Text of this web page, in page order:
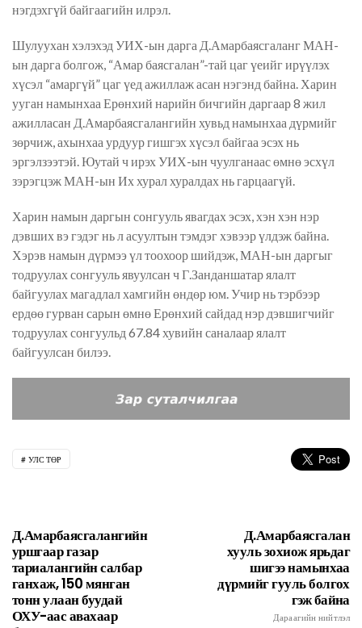
нэгдэхгүй байгаагийн илрэл.
Шулуухан хэлэхэд УИХ-ын дарга Д.Амарбаясгаланг МАН-
ын дарга болгож, “Амар баясгалан”-тай цаг үеийг ирүүлэх
хүсэл “амаргүй” цаг үед ажиллаж асан нэгэнд байна. Харин
ууган намынхаа Ерөнхий нарийн бичгийн даргаар 8 жил
ажилласан Д.Амарбаясгалангийн хувьд намынхаа дүрмийг
зөрчиж, ахынхаа урдуур гишгэх хүсэл байгаа эсэх нь
эргэлзээтэй. Юутай ч ирэх УИХ-ын чуулганаас өмнө эсхүл
зэрэгцэж МАН-ын Их хурал хуралдах нь гарцаагүй.
Харин намын даргын сонгууль явагдах эсэх, хэн хэн нэр
дэвших вэ гэдэг нь л асуултын тэмдэг хэвээр үлдэж байна.
Хэрэв намын дүрмээ үл тоохоор шийдэж, МАН-ын даргыг
тодруулах сонгууль явуулсан ч Г.Занданшатар ялалт
байгуулах магадлал хамгийн өндөр юм. Учир нь тэрбээр
ердөө гурван сарын өмнө Ерөнхий сайдад нэр дэвшигчийг
тодруулах сонгуульд 67.84 хувийн саналаар ялалт
байгуулсан билээ.
УЛС ТӨР
Д.Амарбаясгалангийн
уршгаар газар
тариалангийн салбар
ганхаж, 150 мянган
тонн улаан буудай
ОХУ-аас авахаар
Д.Амарбаясгалан
хууль зохиож ярьдаг
шигээ намынхаа
дүрмийг гууль болгох
гэж байна
Дараагийн нийтлэл